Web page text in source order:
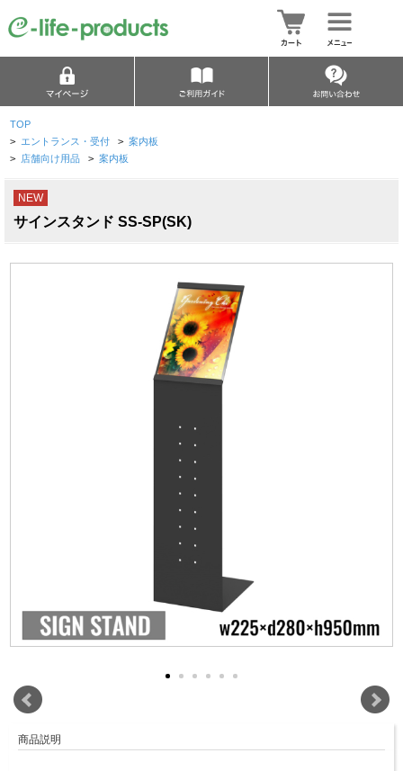
TOP
> エントランス・受付 > 案内板
> 店舗向け用品 > 案内板
NEW
サインスタンド SS-SP(SK)
商品説明